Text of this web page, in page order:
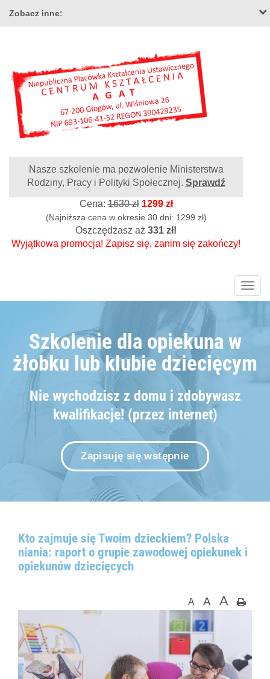
Zobacz inne:
Nasze szkolenie ma pozwolenie Ministerstwa
Rodziny, Pracy i Polityki Społecznej. Sprawdź
Cena:1630 zł1299 zł
(Najniższa cena w okresie 30 dni: 1299 zł)
Oszczędzasz aż 331 zł!
Wyjątkowa promocja! Zapisz się, zanim się zakończy!
Szkolenie dla opiekuna w
żłobku lub klubie dziecięcym
Nie wychodzisz z domu i zdobywasz
kwalifikacje! (przez internet)
Zapisuję się wstępnie
Kto zajmuje się Twoim dzieckiem? Polska
niania: raport o grupie zawodowej opiekunek i
opiekunów dziecięcych
A A A